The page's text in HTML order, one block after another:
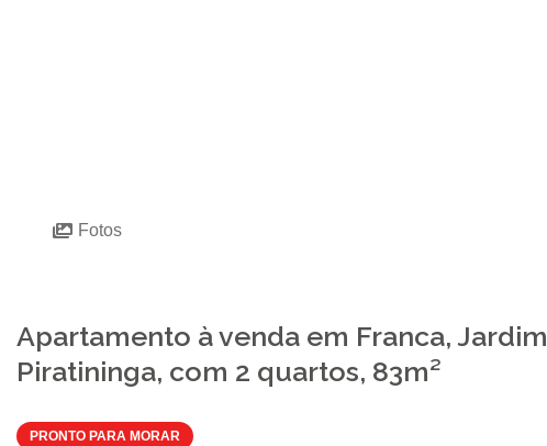
Fotos
Apartamento à venda em Franca, Jardim
Piratininga, com 2 quartos, 83m²
PRONTO PARA MORAR